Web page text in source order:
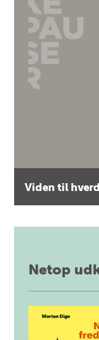
Viden til
Netop